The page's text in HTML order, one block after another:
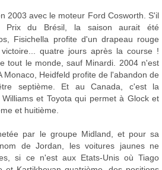
2003 avec le moteur Ford Cosworth. S'il
du Brésil, la saison aurait été
Fisichella profite d'un drapeau rouge
quatre jours après la course !
tout le monde, sauf Minardi. 2004 n'est
Monaco, Heidfeld profite de l'abandon de
septième. Et au Canada, c'est la
et Toyota qui permet à Glock et
et huitième.
par le groupe Midland, et pour sa
de Jordan, les voitures jaunes ne
si ce n'est aux Etats-Unis où Tiago